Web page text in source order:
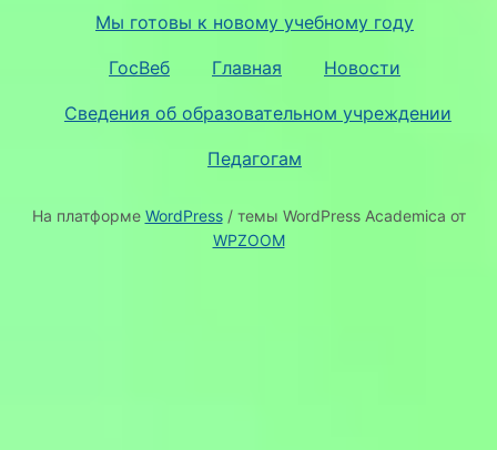
Мы готовы к новому учебному году
ГосВеб Главная Новости
Сведения об образовательном учреждении
Педагогам
На платформе WordPress/ темы WordPress Academica от
WPZOOM